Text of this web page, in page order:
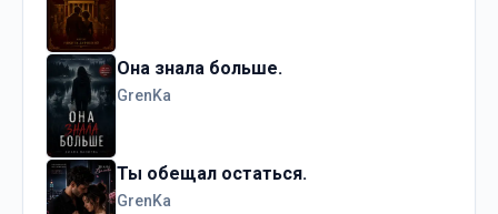
Она знала больше.
GrenKa
Ты обещал остаться.
GrenKa